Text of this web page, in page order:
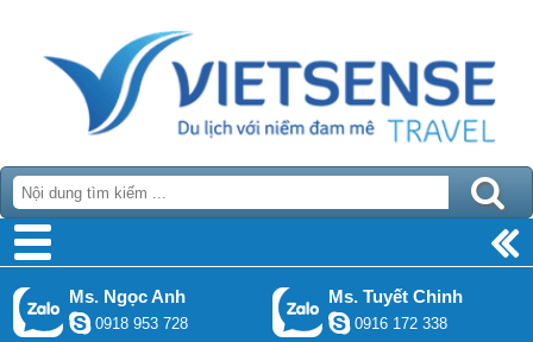
Ms. Ngọc Anh
0918 953 728
Ms. Tuyết Chinh
0916 172 338